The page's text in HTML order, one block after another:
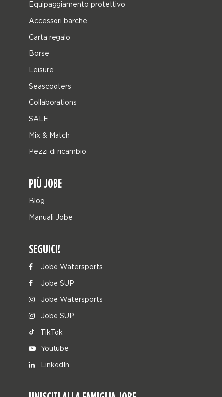
Equipaggiamento protettivo
Accessori barche
Carta regalo
Borse
Leisure
Seascooters
Collaborations
SALE
Mix & Match
Pezzi di ricambio
PIÙ JOBE
Blog
Manuali Jobe
SEGUICI!
Jobe Watersports
Jobe SUP
Jobe Watersports
Jobe SUP
TikTok
Youtube
LinkedIn